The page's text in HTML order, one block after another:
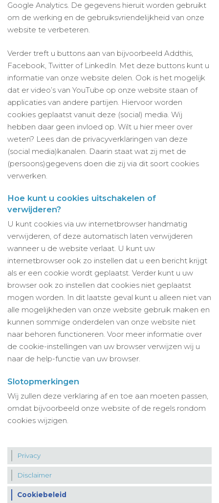
Google Analytics. De gegevens hieruit worden gebruikt
om de werking en de gebruiksvriendelijkheid van onze
website te verbeteren.
Verder treft u buttons aan van bijvoorbeeld Addthis,
Facebook, Twitter of LinkedIn. Met deze buttons kunt u
informatie van onze website delen. Ook is het mogelijk
dat er video’s van YouTube op onze website staan of
applicaties van andere partijen. Hiervoor worden
cookies geplaatst vanuit deze (social) media. Wij
hebben daar geen invloed op. Wilt u hier meer over
weten? Lees dan de privacyverklaringen van deze
(social media)kanalen. Daarin staat wat zij met de
(persoons)gegevens doen die zij via dit soort cookies
verwerken.
Hoe kunt u cookies uitschakelen of
verwijderen?
U kunt cookies via uw internetbrowser handmatig
verwijderen, of deze automatisch laten verwijderen
wanneer u de website verlaat. U kunt uw
internetbrowser ook zo instellen dat u een bericht krijgt
als er een cookie wordt geplaatst. Verder kunt u uw
browser ook zo instellen dat cookies niet geplaatst
mogen worden. In dit laatste geval kunt u alleen niet van
alle mogelijkheden van onze website gebruik maken en
kunnen sommige onderdelen van onze website niet
naar behoren functioneren. Voor meer informatie over
de cookie-instellingen van uw browser verwijzen wij u
naar de help-functie van uw browser.
Slotopmerkingen
Wij zullen deze verklaring af en toe aan moeten passen,
omdat bijvoorbeeld onze website of de regels rondom
cookies wijzigen.
Privacy
Disclaimer
Cookiebeleid